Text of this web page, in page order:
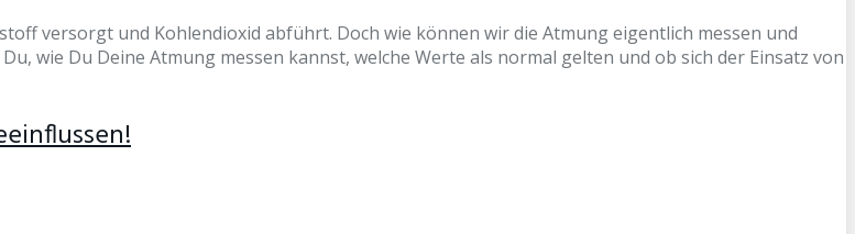
versorgt und Kohlendioxid abführt. Doch wie können wir die Atmung eigentlich messen und
wie Du Deine Atmung messen kannst, welche Werte als normal gelten und ob sich der Einsatz von